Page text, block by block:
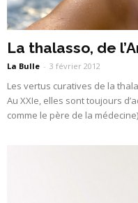
La thalasso, de
La Bulle - 3 février 2012
Les vertus curatives de la
Au XXIe, elles sont toujours
comme le père de la